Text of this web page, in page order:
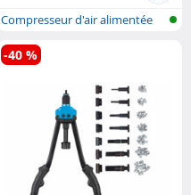
Compresseur d'air alimentée
par bat..
-40 %